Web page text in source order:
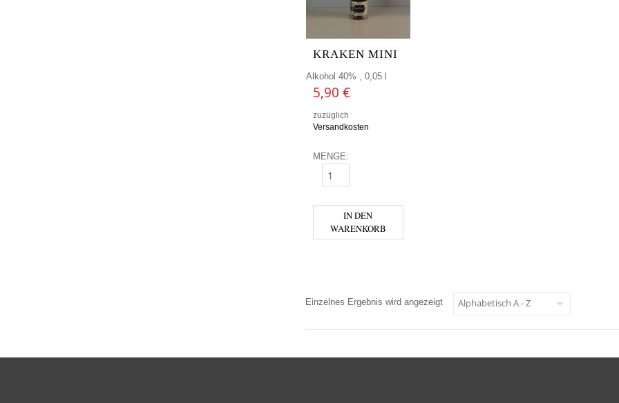
KRAKEN MINI
Alkohol 40% , 0,05 l
5,90 €
zuzüglich
Versandkosten
MENGE:
KRAKEN MINI MENGE
IN DEN
WARENKORB
Einzelnes Ergebnis wird angezeigt